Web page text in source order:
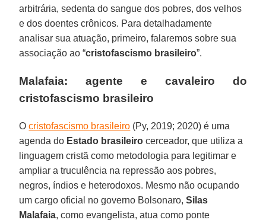
arbitrária, sedenta do sangue dos pobres, dos velhos
e dos doentes crônicos. Para detalhadamente
analisar sua atuação, primeiro, falaremos sobre sua
associação ao “cristofascismo brasileiro”.
Malafaia: agente e cavaleiro do
cristofascismo brasileiro
Ocristofascismo brasileiro (Py, 2019; 2020) é uma
agenda do Estado brasileiro cerceador, que utiliza a
linguagem cristã como metodologia para legitimar e
ampliar a truculência na repressão aos pobres,
negros, índios e heterodoxos. Mesmo não ocupando
um cargo oficial no governo Bolsonaro,Silas
Malafaia, como evangelista, atua como ponte